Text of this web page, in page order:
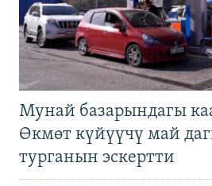
Мунай базарындагы
Өкмөт күйүүчү май
турганын эскертти